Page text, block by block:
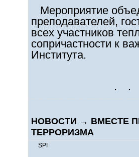
Мероприятие
преподавателей,
всех участников
сопричастности к
Института.
НОВОСТИ → ВМЕСТЕ
ТЕРРОРИЗМА
SPI